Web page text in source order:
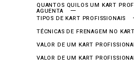
QUANTOS QUILOS UM KART
AGUENTA
TIPOS DE KART PROFISSIONAIS
TÉCNICAS DE FRENAGEM NO KART
VALOR DE UM KART
VALOR DE UM KART